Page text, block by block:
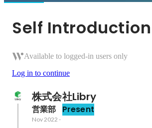
Self Introduction
Available to logged-in users only
Log in to continue
株式会社Libry
営業部 Present
Nov 2022 -